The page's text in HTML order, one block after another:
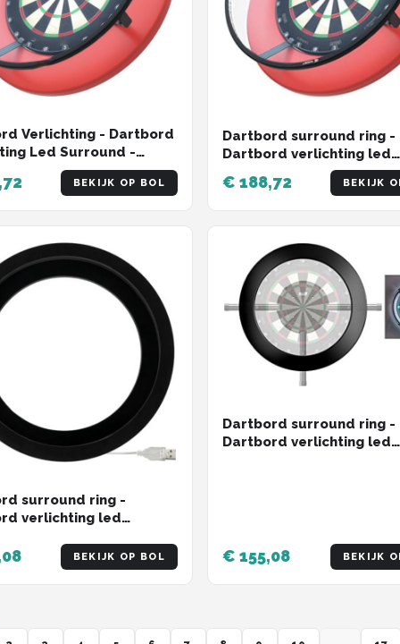
Verlichting - Dartbord
Led Surround -
Verlichting
- Dartbord
BEKIJK OP BOL
Dartbord surround ring -
Dartbord verlichting led
surround - Dartbord
voordeelpakket - Zwart
€ 188,72 BEKIJK
surround ring -
verlichting led
- 62 x 61 x 14
Klg - Zwart
BEKIJK OP BOL
Dartbord surround ring -
Dartbord verlichting led
€ 155,08 BEKIJK